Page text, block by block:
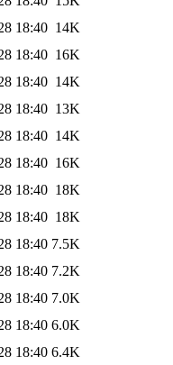
18:40 14K
18:40 16K
18:40 14K
18:40 13K
18:40 14K
18:40 16K
18:40 18K
18:40 18K
18:40 7.5K
18:40 7.2K
18:40 7.0K
18:40 6.0K
18:40 6.4K